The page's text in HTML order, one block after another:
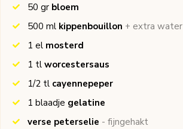
50 gr bloem
500 ml kippenbouillon + extra water
1 el mosterd
1 tl worcestersaus
1/2 tl cayennepeper
1 blaadje gelatine
verse peterselie - fijngehakt